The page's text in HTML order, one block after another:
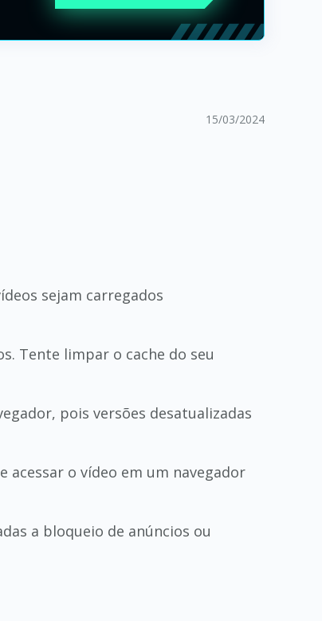
15/03/2024
sejam carregados
Tente limpar o cache do seu
pois versões desatualizadas
acessar o vídeo em um navegador
a bloqueio de anúncios ou